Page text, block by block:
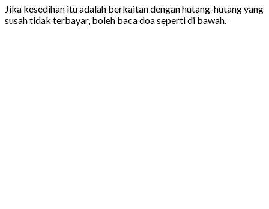
Jika kesedihan itu adalah berkaitan dengan hutang-hutang yang
susah tidak terbayar, boleh baca doa seperti di bawah.